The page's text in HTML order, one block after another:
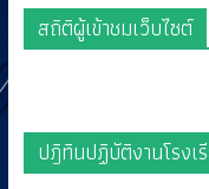
สถิติผู้เข้าชมเว็บไซต์
ปฎิทินปฏิบัติงานโรงเ